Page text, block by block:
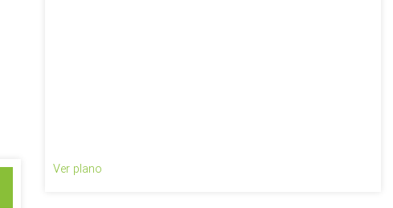
Ver plano